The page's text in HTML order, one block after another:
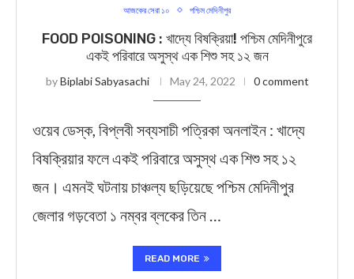
আজকের সেরা ১০ পশ্চিম মেদিনীপুর
FOOD POISONING : খাদ্যে বিষক্রিয়া! পশ্চিম মেদিনীপুরে
একই পরিবারে অসুস্থ এক শিশু সহ ১২ জন
byBiplabi Sabyasachi May 24, 2022 0 comment
ওয়েব ডেস্ক, বিপ্লবী সব্যসাচী পত্রিকা অনলাইন : খাদ্যে
বিষক্রিয়ার ফলে একই পরিবারে অসুস্থ এক শিশু সহ ১২
জন। এমনই ঘটনায় চাঞ্চল্য ছড়িয়েছে পশ্চিম মেদিনীপুর
জেলার গড়বেতা ১ নম্বর ব্লকের তিন …
READ MORE